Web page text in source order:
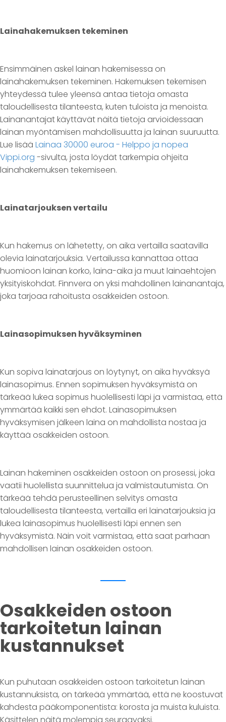
Lainahakemuksen tekeminen
Ensimmäinen askel lainan hakemisessa on
lainahakemuksen tekeminen. Hakemuksen tekemisen
yhteydessä tulee yleensä antaa tietoja omasta
taloudellisesta tilanteesta, kuten tuloista ja menoista.
Lainanantajat käyttävät näitä tietoja arvioidessaan
lainan myöntämisen mahdollisuutta ja lainan suuruutta.
Lue lisää Lainaa 30000 euroa - Helppo ja nopea
Vippi.org -sivulta, josta löydät tarkempia ohjeita
lainahakemuksen tekemiseen.
Lainatarjouksen vertailu
Kun hakemus on lähetetty, on aika vertailla saatavilla
olevia lainatarjouksia. Vertailussa kannattaa ottaa
huomioon lainan korko, laina-aika ja muut lainaehtojen
yksityiskohdat. Finnvera on yksi mahdollinen lainanantaja,
joka tarjoaa rahoitusta osakkeiden ostoon.
Lainasopimuksen hyväksyminen
Kun sopiva lainatarjous on löytynyt, on aika hyväksyä
lainasopimus. Ennen sopimuksen hyväksymistä on
tärkeää lukea sopimus huolellisesti läpi ja varmistaa, että
ymmärtää kaikki sen ehdot. Lainasopimuksen
hyväksymisen jälkeen laina on mahdollista nostaa ja
käyttää osakkeiden ostoon.
Lainan hakeminen osakkeiden ostoon on prosessi, joka
vaatii huolellista suunnittelua ja valmistautumista. On
tärkeää tehdä perusteellinen selvitys omasta
taloudellisesta tilanteesta, vertailla eri lainatarjouksia ja
lukea lainasopimus huolellisesti läpi ennen sen
hyväksymistä. Näin voit varmistaa, että saat parhaan
mahdollisen lainan osakkeiden ostoon.
Osakkeiden ostoon
tarkoitetun lainan
kustannukset
Kun puhutaan osakkeiden ostoon tarkoitetun lainan
kustannuksista, on tärkeää ymmärtää, että ne koostuvat
kahdesta pääkomponentista: korosta ja muista kuluista.
Käsittelen näitä molempia seuraavaksi.